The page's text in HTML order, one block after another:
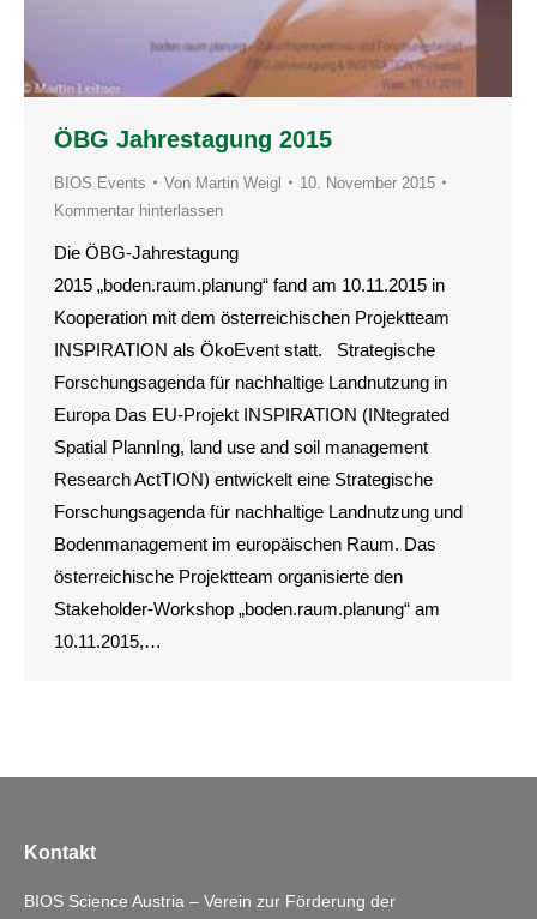
ÖBG Jahrestagung 2015
BIOS Events Von Martin Weigl
10. November 2015
Kommentar hinterlassen
Die ÖBG-Jahrestagung
2015 „boden.raum.planung“ fand am 10.11.2015 in
Kooperation mit dem österreichischen Projektteam
INSPIRATION als ÖkoEvent statt. Strategische
Forschungsagenda für nachhaltige Landnutzung in
Europa Das EU-Projekt INSPIRATION (INtegrated
Spatial PlannIng, land use and soil management
Research ActTION) entwickelt eine Strategische
Forschungsagenda für nachhaltige Landnutzung und
Bodenmanagement im europäischen Raum. Das
österreichische Projektteam organisierte den
Stakeholder-Workshop „boden.raum.planung“ am
10.11.2015,…
Kontakt
BIOS Science Austria – Verein zur Förderung der